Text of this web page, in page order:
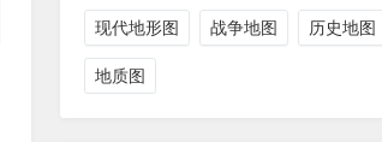
现代地形图 战争地图 历史地图
地质图